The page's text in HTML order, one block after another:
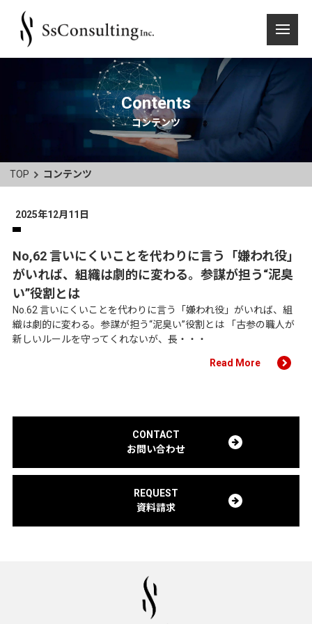
Contents
コンテンツ
TOP コンテンツ
2025年12月11日
No,62 言いにくいことを代わりに言う「嫌われ役」
がいれば、組織は劇的に変わる。参謀が担う“泥臭
い”役割とは
No.62 言いにくいことを代わりに言う「嫌われ役」がいれば、組
織は劇的に変わる。参謀が担う“泥臭い”役割とは 「古参の職人が
新しいルールを守ってくれないが、長・・・
Read More
CONTACT
お問い合わせ
REQUEST
資料請求